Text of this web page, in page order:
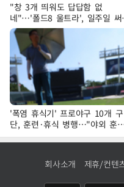
"창 3개 띄워도 답답함 없
네"…'폴드8 울트라', 일주일 써
니
'폭염 휴식기' 프로야구 10개 구
단, 훈련·휴식 병행…"야외 훈
해도 안전 최우선"
회사소개 제휴/컨텐